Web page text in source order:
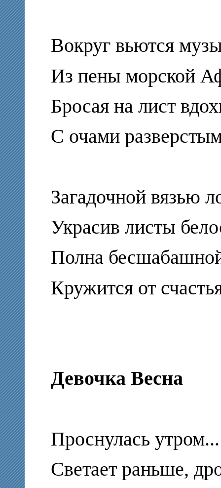
Вокруг вьются
Из пены морской
Бросая на лист
С очами
Загадочной вязью
Украсив листы
Полна
Кружится от
Девочка Весна
Проснулась
Светает раньше,